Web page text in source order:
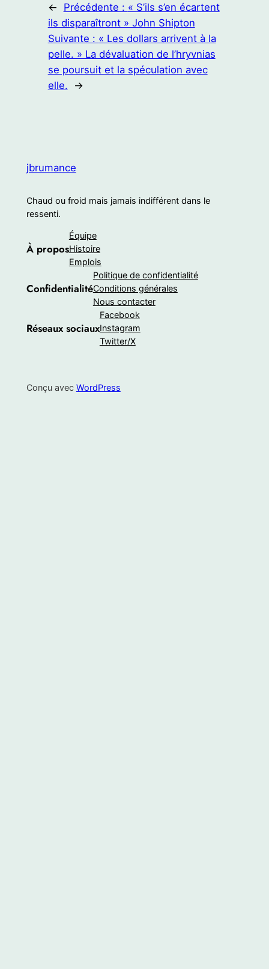
← Précédente : « S’ils s’en écartent
ils disparaîtront » John Shipton
Suivante : « Les dollars arrivent à la
pelle. » La dévaluation de l’hryvnias
se poursuit et la spéculation avec
elle.
→
jbrumance
Chaud ou froid mais jamais indifférent dans le
ressenti.
À propos
Équipe
Histoire
Emplois
Confidentialité
Politique de confidentialité
Conditions générales
Nous contacter
Réseaux sociaux
Facebook
Instagram
Twitter/X
Conçu avec WordPress